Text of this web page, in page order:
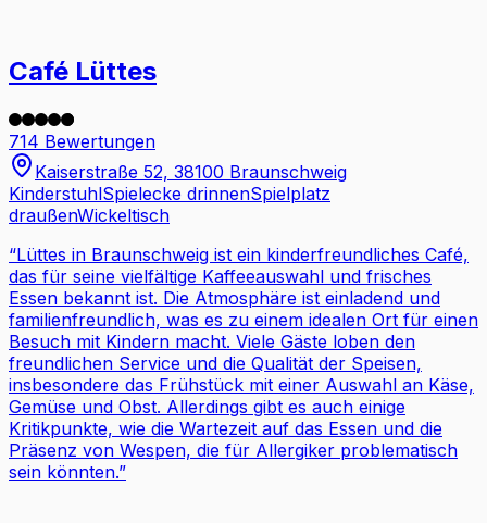
Café Lüttes
714 Bewertungen
Kaiserstraße 52, 38100 Braunschweig
KinderstuhlSpielecke drinnenSpielplatz
draußenWickeltisch
“Lüttes in Braunschweig ist ein kinderfreundliches Café,
das für seine vielfältige Kaffeeauswahl und frisches
Essen bekannt ist. Die Atmosphäre ist einladend und
familienfreundlich, was es zu einem idealen Ort für einen
Besuch mit Kindern macht. Viele Gäste loben den
freundlichen Service und die Qualität der Speisen,
insbesondere das Frühstück mit einer Auswahl an Käse,
Gemüse und Obst. Allerdings gibt es auch einige
Kritikpunkte, wie die Wartezeit auf das Essen und die
Präsenz von Wespen, die für Allergiker problematisch
sein könnten.”